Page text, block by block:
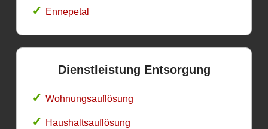
Ennepetal
Dienstleistung Entsorgung
Wohnungsauflösung
Haushaltsauflösung